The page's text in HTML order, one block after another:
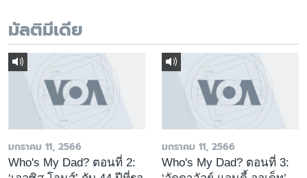
เลือกภาษา
มัลติมีเดีย
มกราคม 11, 2566
Who's My Dad? ตอนที่ 2:
มกราคม 11, 2566
Who's My Dad? ตอนที่ 3: